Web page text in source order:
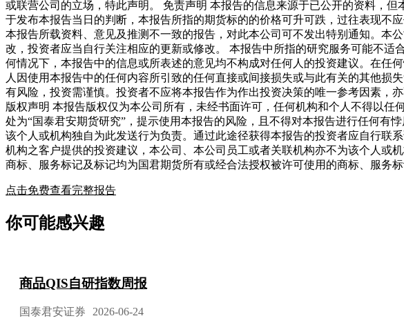
或联营公司的立场，特此声明。 免责声明 本报告的信息来源于已公开的资料，
于发布本报告当日的判断，本报告所指的期货标的的价格可升可跌，过往表现不
本报告所载资料、意见及推测不一致的报告，对此本公司可不发出特别通知。本
改，投资者应当自行关注相应的更新或修改。 本报告中所指的研究服务可能不
何情况下，本报告中的信息或所表述的意见均不构成对任何人的投资建议。在任
人因使用本报告中的任何内容所引致的任何直接或间接损失或与此有关的其他
有风险，投资需谨慎。投资者不应将本报告作为作出投资决策的唯一参考因素，
版权声明 本报告版权仅为本公司所有，未经书面许可，任何机构和个人不得以
处为“国泰君安期货研究”，提示使用本报告的风险，且不得对本报告进行任何有
该个人或机构独自为此发送行为负责。通过此途径获得本报告的投资者应自行联
机构之客户提供的投资建议，本公司、本公司员工或者关联机构亦不为该个人或
商标、服务标记及标记均为国君期货所有或经合法授权被许可使用的商标、服务
点击免费查看完整报告
你可能感兴趣
商品QIS自研指数周报
国泰君安证券 2026-06-24